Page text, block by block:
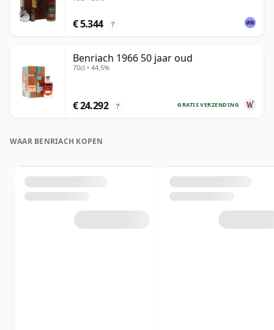
€ 5.344 ?
Benriach 1966 50 jaar oud
70cl • 44.5%
GRATIS VERZENDING
€ 24.292 ?
WAAR BENRIACH KOPEN